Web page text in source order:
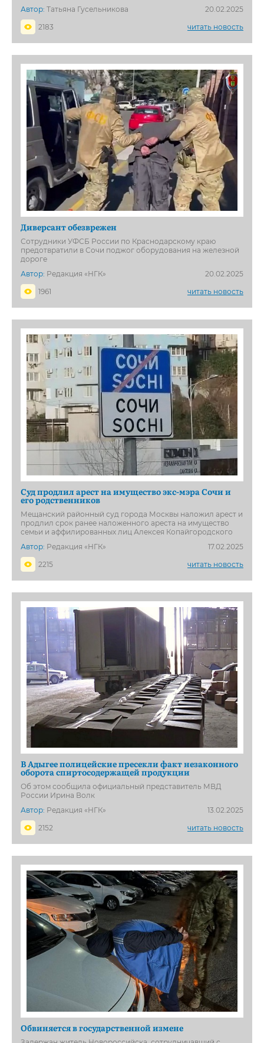
Автор: Татьяна Гусельникова
20.02.2025
2183
читать новость
Диверсант обезврежен
Сотрудники УФСБ России по Краснодарскому краю
предотвратили в Сочи поджог оборудования на железной
дороге
Автор: Редакция «НГК»
20.02.2025
1961
читать новость
Суд продлил арест на имущество экс-мэра Сочи и
его родственников
Мещанский районный суд города Москвы наложил арест и
продлил срок ранее наложенного ареста на имущество
семьи и аффилированных лиц Алексея Копайгородского
Автор: Редакция «НГК»
17.02.2025
2215
читать новость
В Адыгее полицейские пресекли факт незаконного
оборота спиртосодержащей продукции
Об этом сообщила официальный представитель МВД
России Ирина Волк
Автор: Редакция «НГК»
13.02.2025
2152
читать новость
Обвиняется в государственной измене